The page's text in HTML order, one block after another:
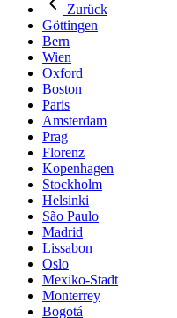
Zurück
Göttingen
Bern
Wien
Oxford
Boston
Paris
Amsterdam
Prag
Florenz
Kopenhagen
Stockholm
Helsinki
São Paulo
Madrid
Lissabon
Oslo
Mexiko-Stadt
Monterrey
Bogotá